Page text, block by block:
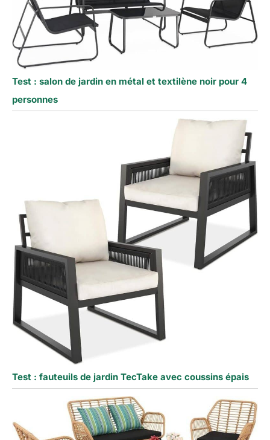
Test : salon de jardin en métal et textilène noir pour 4
personnes
Test : fauteuils de jardin TecTake avec coussins épais